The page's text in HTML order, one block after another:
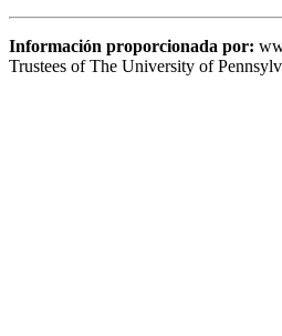
Información proporcionada por:
Trustees of The University of